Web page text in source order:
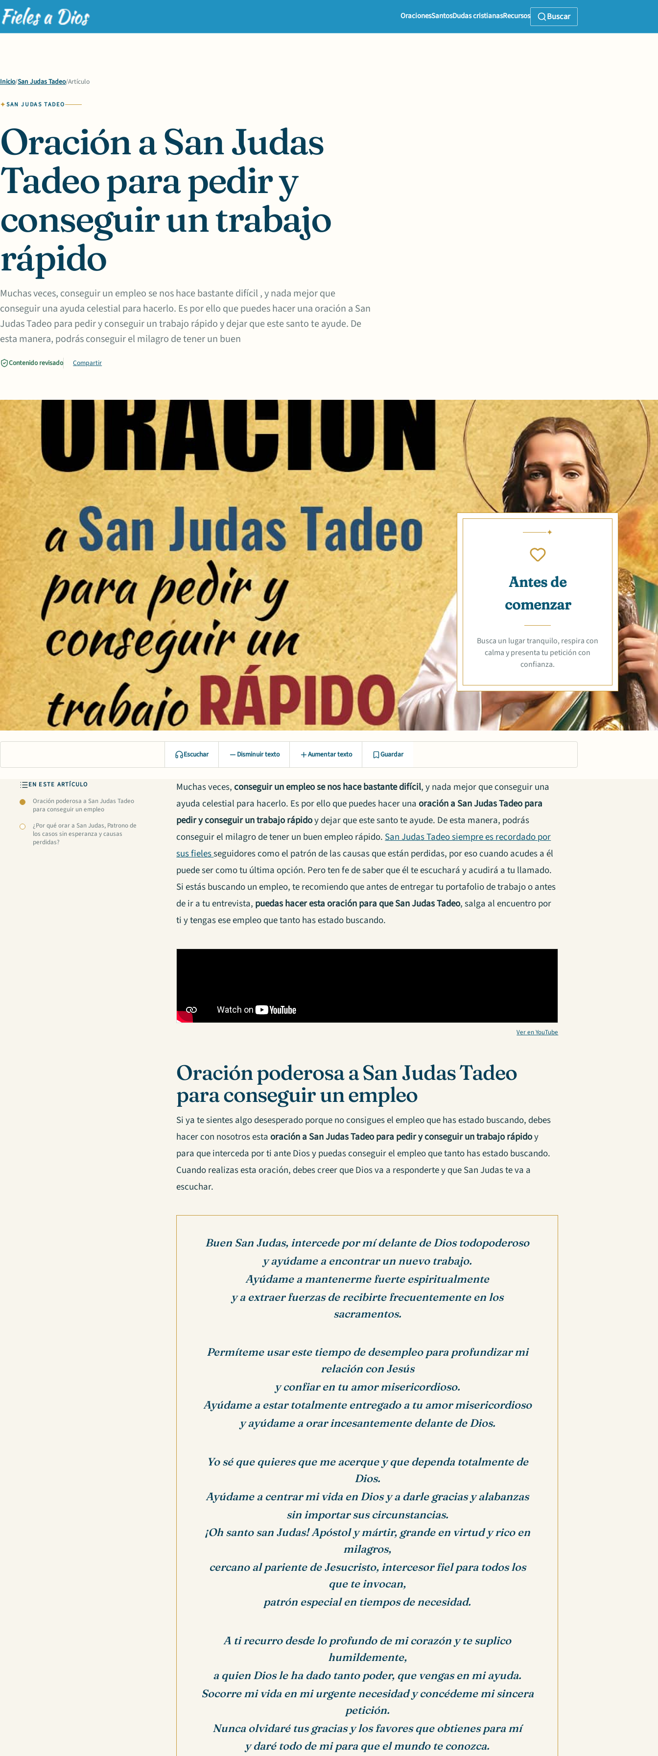
OracionesSantosDudas cristianasRecursos Buscar
Inicio/San Judas Tadeo/Artículo
SAN JUDAS TADEO
Oración a San Judas
Tadeo para pedir y
conseguir un trabajo
rápido
Muchas veces, conseguir un empleo se nos hace bastante difícil , y nada mejor que
conseguir una ayuda celestial para hacerlo. Es por ello que puedes hacer una oración a San
Judas Tadeo para pedir y conseguir un trabajo rápido y dejar que este santo te ayude. De
esta manera, podrás conseguir el milagro de tener un buen
Contenido revisado Compartir
Antes de
comenzar
Busca un lugar tranquilo, respira con
calma y presenta tu petición con
confianza.
Escuchar Disminuir texto Aumentar texto Guardar
EN ESTE ARTÍCULO
Oración poderosa a San Judas Tadeo
para conseguir un empleo
¿Por qué orar a San Judas, Patrono de
los casos sin esperanza y causas
perdidas?
Muchas veces, conseguir un empleo se nos hace bastante difícil, y nada mejor que conseguir una
ayuda celestial para hacerlo. Es por ello que puedes hacer una oración a San Judas Tadeo para
pedir y conseguir un trabajo rápidoy dejar que este santo te ayude. De esta manera, podrás
conseguir el milagro de tener un buen empleo rápido.San Judas Tadeo siempre es recordado por
sus fielesseguidores como el patrón de las causas que están perdidas, por eso cuando acudes a él
puede ser como tu última opción. Pero ten fe de saber que él te escuchará y acudirá a tu llamado.
Si estás buscando un empleo, te recomiendo que antes de entregar tu portafolio de trabajo o antes
de ir a tu entrevista, puedas hacer esta oración para que San Judas Tadeo, salga al encuentro por
ti y tengas ese empleo que tanto has estado buscando.
Ver en YouTube
Oración poderosa a San Judas Tadeo
para conseguir un empleo
Si ya te sientes algo desesperado porque no consigues el empleo que has estado buscando, debes
hacer con nosotros esta oración a San Judas Tadeo para pedir y conseguir un trabajo rápidoy
para que interceda por ti ante Dios y puedas conseguir el empleo que tanto has estado buscando.
Cuando realizas esta oración, debes creer que Dios va a responderte y que San Judas te va a
escuchar.
Buen San Judas, intercede por mí delante de Dios todopoderoso
y ayúdame a encontrar un nuevo trabajo.
Ayúdame a mantenerme fuerte espiritualmente
y a extraer fuerzas de recibirte frecuentemente en los
sacramentos.
Permíteme usar este tiempo de desempleo para profundizar mi
relación con Jesús
y confiar en tu amor misericordioso.
Ayúdame a estar totalmente entregado a tu amor misericordioso
y ayúdame a orar incesantemente delante de Dios.
Yo sé que quieres que me acerque y que dependa totalmente de
Dios.
Ayúdame a centrar mi vida en Dios y a darle gracias y alabanzas
sin importar sus circunstancias.
¡Oh santo san Judas! Apóstol y mártir, grande en virtud y rico en
milagros,
cercano al pariente de Jesucristo, intercesor fiel para todos los
que te invocan,
patrón especial en tiempos de necesidad.
A ti recurro desde lo profundo de mi corazón y te suplico
humildemente,
a quien Dios le ha dado tanto poder, que vengas en mi ayuda.
Socorre mi vida en mi urgente necesidad y concédeme mi sincera
petición.
Nunca olvidaré tus gracias y los favores que obtienes para mí
y daré todo de mi para que el mundo te conozca.